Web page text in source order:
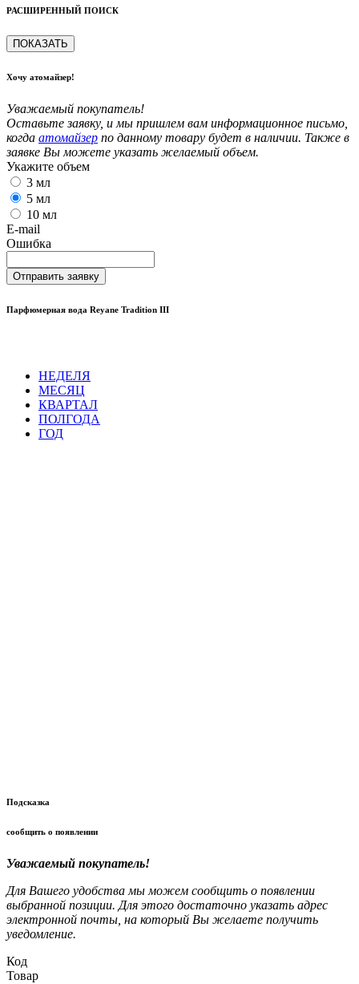
РАСШИРЕННЫЙ ПОИСК
ПОКАЗАТЬ
Хочу атомайзер!
Уважаемый покупатель!
Оставьте заявку, и мы пришлем вам информационное письмо,
когда атомайзер по данному товару будет в наличии. Также в
заявке Вы можете указать желаемый объем.
Укажите объем
3 мл
5 мл
10 мл
E-mail
Ошибка
Отправить заявку
Парфюмерная вода Reyane Tradition III
НЕДЕЛЯ
МЕСЯЦ
КВАРТАЛ
ПОЛГОДА
ГОД
Подсказка
сообщить о появлении
Уважаемый покупатель!
Для Вашего удобства мы можем сообщить о появлении
выбранной позиции. Для этого достаточно указать адрес
электронной почты, на который Вы желаете получить
уведомление.
Код
Товар